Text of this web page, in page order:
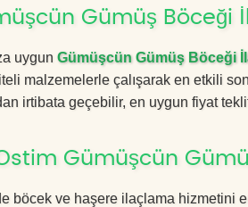
Gümüş Böceği
uygun Gümüşcün Gümüş Böceği
malzemelerle çalışarak en etkili
irtibata geçebilir, en uygun fiyat
Gümüşcün
böcek ve haşere ilaçlama hizmetini